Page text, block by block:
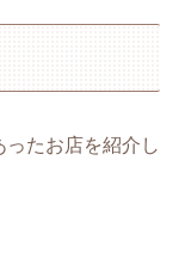
たお店を紹介し